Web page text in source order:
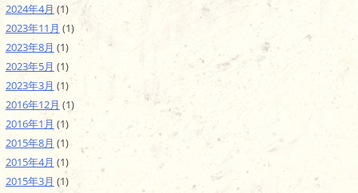
2024年4月 (1)
2023年11月 (1)
2023年8月 (1)
2023年5月 (1)
2023年3月 (1)
2016年12月 (1)
2016年1月 (1)
2015年8月 (1)
2015年4月 (1)
2015年3月 (1)